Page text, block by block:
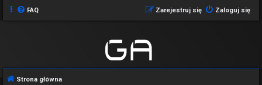
FAQ Zaloguj się
Zarejestruj się
Strona główna